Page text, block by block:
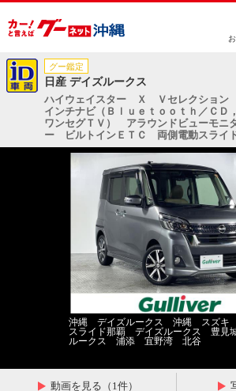
グー鑑定
日産 デイズルークス
ハイウェイスター Ｘ Ｖセレクション
インチナビ（Ｂｌｕｅｔｏｏｔｈ／ＣＤ
ワンセグＴＶ） アラウンドビューモニ
ー ビルトインＥＴＣ 両側電動スライ
沖縄 デイズルークス 沖縄 スズ
スライド那覇 デイズルークス 豊見
ルークス 浦添 宜野湾 北谷
動画を見る（1件）